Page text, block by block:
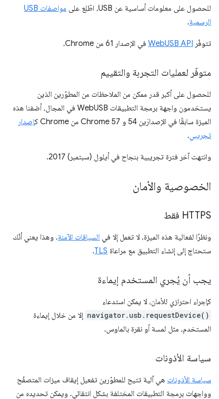
للحصول على معلومات أساسية عن USB، اطّلِع على
مواصفات USB
الرسمية.
تتوفّر WebUSB API في الإصدار 61 من Chrome.
متوفّر لعمليات التجربة والتقييم
للحصول على أكبر قدر ممكن من الملاحظات من المطوّرين الذين
يستخدمون واجهة برمجة التطبيقات WebUSB في المجال، أضفنا هذه
الميزة سابقًا في الإصدارَين 54 و Chrome 57 من Chrome ك
إصدار
تجريبي.
وانتهت آخر فترة تجريبية بنجاح في أيلول (سبتمبر) 2017.
الخصوصية والأمان
HTTPS فقط
ونظرًا لفعالية هذه الميزة، لا تعمل إلا في السياقات الآمنة. وهذا يعني أنّك
ستحتاج إلى إنشاء التطبيق مع مراعاة TLS
.
يجب أن يُجري المستخدم إيماءة
كإجراء احترازي للأمان، لا يمكن استدعاء
navigator.usb.requestDevice() إلا من خلال إيماءة
المستخدم، مثل لمسة أو نقرة بالماوس.
سياسة الأذونات
سياسة الأذونات هي آلية تتيح للمطوّرين تفعيل إيقاف ميزات المتصفّح
وواجهات برمجة التطبيقات المختلفة بشكل انتقائي. ويمكن تحديده من